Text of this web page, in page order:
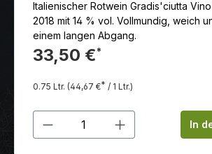
Italienischer Rotwein Gradis'ciutta
2018 mit 14 % vol. Vollmundig, weich
einem langen Abgang.
33,50 €*
0.75 Ltr. (44,67 €* / 1 Ltr.)
Produkt Anzahl: GibIn